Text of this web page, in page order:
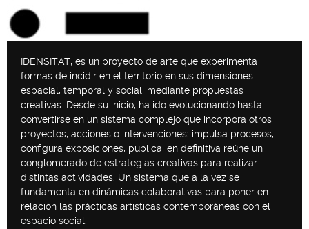
IDENSITAT, es un proyecto de arte que experimenta
formas de incidir en el territorio en sus dimensiones
espacial, temporal y social, mediante propuestas
creativas. Desde su inicio, ha ido evolucionando hasta
convertirse en un sistema complejo que incorpora otros
proyectos, acciones o intervenciones; impulsa procesos,
configura exposiciones, publica, en definitiva reúne un
conglomerado de estrategias creativas para realizar
distintas actividades. Un sistema que a la vez se
fundamenta en dinámicas colaborativas para poner en
relación las prácticas artísticas contemporáneas con el
espacio social.